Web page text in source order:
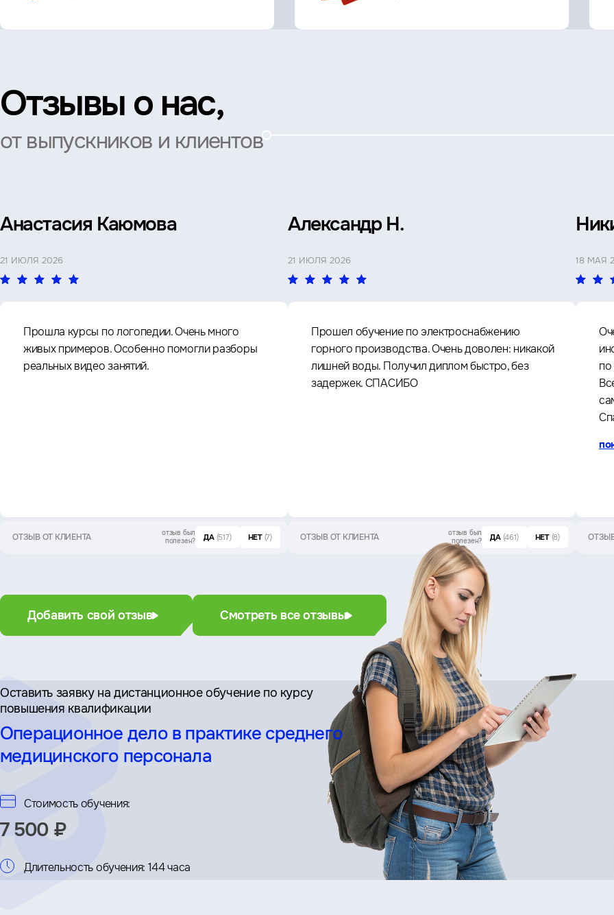
Отзывы о нас,
от выпускников и клиентов
Анастасия Каюмова
21 ИЮЛЯ 2026
Прошла курсы по логопедии. Очень много
живых примеров. Особенно помогли разборы
реальных видео занятий.
ОТЗЫВ ОТ КЛИЕНТА
отзыв был
полезен?
ДА (517) НЕТ (7)
Александр Н.
21 ИЮЛЯ 2026
Прошел обучение по электроснабжению
горного производства. Очень доволен: никакой
лишней воды. Получил диплом быстро, без
задержек. СПАСИБО
ОТЗЫВ ОТ КЛИЕНТА
отзыв был
полезен?
ДА (461) НЕТ (8)
18 МАЯ
Добавить свой отзыв Смотреть все отзывы
Оставить заявку на дистан­ционное обучение по курсу
повышения квалификации
Операционное дело в практике среднего
медицинского персонала
Стоимость обучения:
7 500 ₽
Длительность обучения: 144 часа